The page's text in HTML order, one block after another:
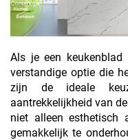
Als je een keukenblad
verstandige optie die
zijn de ideale
aantrekkelijkheid van
niet alleen esthetisch
gemakkelijk te